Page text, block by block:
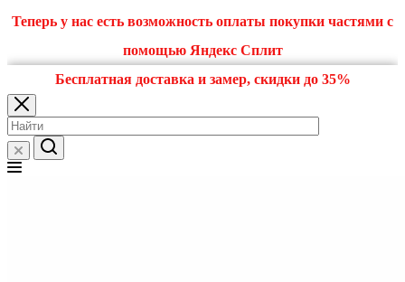
Теперь у нас есть возможность оплаты покупки частями с
помощью Яндекс Сплит
Бесплатная доставка и замер, скидки до 35%